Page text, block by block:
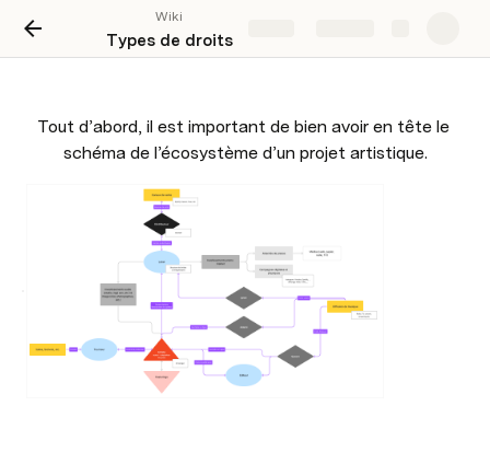
Wiki
Types de droits
Tout d’abord, il est important de bien avoir en tête le
schéma de l’écosystème d’un projet artistique.